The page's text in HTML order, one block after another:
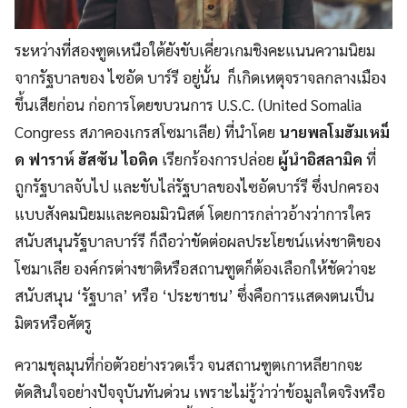
ระหว่างที่สองฑูตเหนือใต้ยังขับเคี่ยวเกมชิงคะแนนความนิยม
จากรัฐบาลของ ไซอัด บาร์รี อยู่นั้น ก็เกิดเหตุจราจลกลางเมือง
ขึ้นเสียก่อน ก่อการโดยขบวนการ U.S.C. (United Somalia
Congress สภาคองเกรสโซมาเลีย) ที่นำโดย นายพลโมฮัมเหม็
ด ฟาราห์ ฮัสซัน ไอดิด เรียกร้องการปล่อย ผู้นำอิสลามิค ที่
ถูกรัฐบาลจับไป และขับไล่รัฐบาลของไซอัดบาร์รี ซึ่งปกครอง
แบบสังคมนิยมและคอมมิวนิสต์ โดยการกล่าวอ้างว่าการใคร
สนับสนุนรัฐบาลบาร์รี ก็ถือว่าขัดต่อผลประโยชน์แห่งชาติของ
โซมาเลีย องค์กรต่างชาติหรือสถานฑูตก็ต้องเลือกให้ชัดว่าจะ
สนับสนุน ‘รัฐบาล’ หรือ ‘ประชาชน’ ซึ่งคือการแสดงตนเป็น
มิตรหรือศัตรู
ความชุลมุนที่ก่อตัวอย่างรวดเร็ว จนสถานฑูตเกาหลียากจะ
ตัดสินใจอย่างปัจจุบันทันด่วน เพราะไม่รู้ว่าว่าข้อมูลใดจริงหรือ